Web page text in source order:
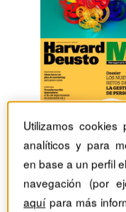
Utilizamos
analíticos y para
en base a un perfil
navegación (por
aquípara más